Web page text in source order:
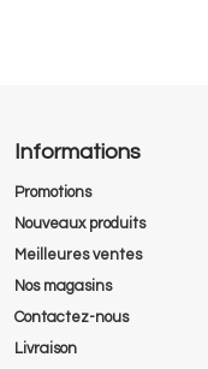
Informations
Promotions
Nouveaux produits
Meilleures ventes
Nos magasins
Contactez-nous
Livraison